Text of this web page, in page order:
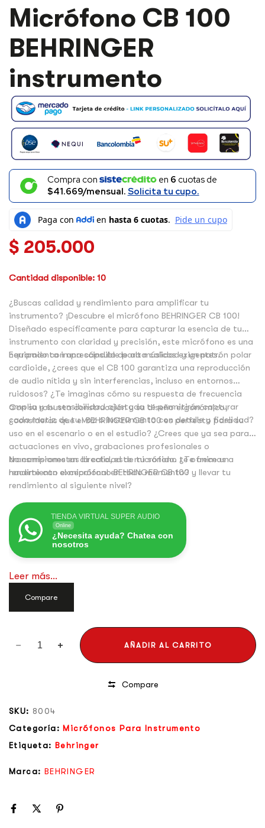
Micrófono CB 100
BEHRINGER
instrumento
Compra con en 6 cuotas de
$41.669/mensual. Solicita tu cupo.
$ 205.000
Cantidad disponible: 10
¿Buscas calidad y rendimiento para amplificar tu
instrumento? ¡Descubre el micrófono BEHRINGER CB 100!
Diseñado específicamente para capturar la esencia de tu
instrumento con claridad y precisión, este micrófono es una
herramienta imprescindible para músicos exigentes.
Equipado con una cápsula de alta calidad y un patrón polar
cardioide, ¿crees que el CB 100 garantiza una reproducción
de audio nítida y sin interferencias, incluso en entornos
ruidosos? ¿Te imaginas cómo su respuesta de frecuencia
amplia y su sensibilidad ajustada te permitirán capturar
cada matiz de tu voz o instrumento con detalle y fidelidad?
Con su robusta construcción y su diseño ergonómico,
¿consideras que el BEHRINGER CB 100 es perfecto para su
uso en el escenario o en el estudio? ¿Crees que ya sea para
actuaciones en vivo, grabaciones profesionales o
transmisiones en directo, este micrófono te ofrece un
rendimiento excepcional en todo momento?
No comprometas la calidad de tu sonido. ¿Te animas a
hacerte con el micrófono BEHRINGER CB 100 y llevar tu
rendimiento al siguiente nivel?
TIENDA VIRTUAL SUPER AUDIO
Online
¿Necesita ayuda? Chatea con
nosotros
Leer más...
Compare
MICRÓFONO
100
BEHRINGER
INSTRUMENTO
AÑADIR AL CARRITO
Compare
SKU: 8004
Categoría: Micrófonos Para Instrumento
Etiqueta: Behringer
Marca: BEHRINGER